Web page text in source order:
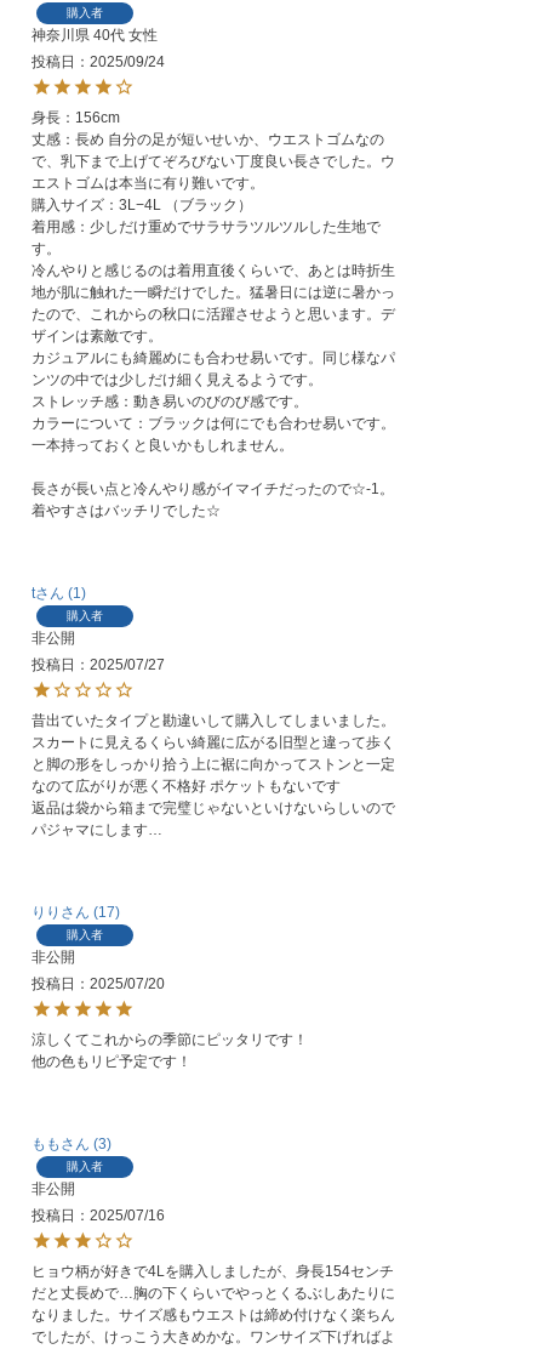
購入者
神奈川県 40代 女性
投稿日
2025/09/24
身長：156cm
丈感：長め 自分の足が短いせいか、ウエストゴムなの
で、乳下まで上げてぞろびない丁度良い長さでした。ウ
エストゴムは本当に有り難いです。
購入サイズ：3L−4L （ブラック）
着用感：少しだけ重めでサラサラツルツルした生地で
す。
冷んやりと感じるのは着用直後くらいで、あとは時折生
地が肌に触れた一瞬だけでした。猛暑日には逆に暑かっ
たので、これからの秋口に活躍させようと思います。デ
ザインは素敵です。
カジュアルにも綺麗めにも合わせ易いです。同じ様なパ
ンツの中では少しだけ細く見えるようです。
ストレッチ感：動き易いのびのび感です。
カラーについて：ブラックは何にでも合わせ易いです。
一本持っておくと良いかもしれません。
長さが長い点と冷んやり感がイマイチだったので☆-1。
t 1
購入者
非公開
投稿日
2025/07/27
昔出ていたタイプと勘違いして購入してしまいました。
スカートに見えるくらい綺麗に広がる旧型と違って歩く
と脚の形をしっかり拾う上に裾に向かってストンと一定
なのて広がりが悪く不格好 ポケットもないです
返品は袋から箱まで完璧じゃないといけないらしいので
パジャマにします…
りり 17
購入者
非公開
投稿日
2025/07/20
涼しくてこれからの季節にピッタリです！
他の色もリピ予定です！
もも 3
購入者
非公開
投稿日
2025/07/16
ヒョウ柄が好きで4Lを購入しましたが、身長154センチ
だと丈長めで…胸の下くらいでやっとくるぶしあたりに
なりました。サイズ感もウエストは締め付けなく楽ちん
でしたが、けっこう大きめかな。ワンサイズ下げればよ